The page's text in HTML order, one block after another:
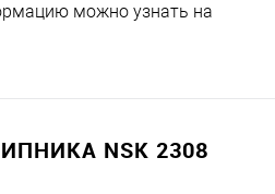
можно узнать на
NSK 2308